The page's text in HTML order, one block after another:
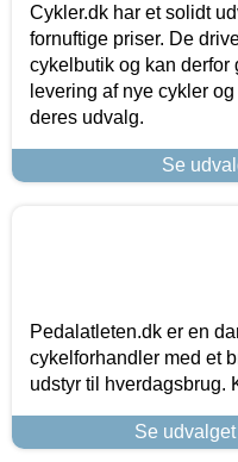
Cykler.dk har et solidt
fornuftige priser. De
cykelbutik og kan derfor
levering af nye cykler
deres udvalg.
Se
Pedalatleten.dk er en
cykelforhandler med et
udstyr til hverdagsbrug.
Se